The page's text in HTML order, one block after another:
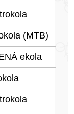
(MTB)
ekola